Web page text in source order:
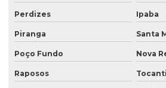
Perdizes Ipaba
Piranga Santa
Poço Fundo Nova
Raposos